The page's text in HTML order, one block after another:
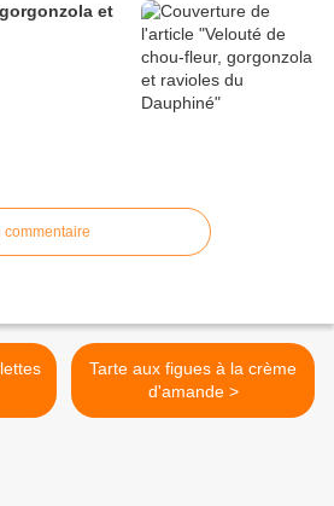
et
commentaire
Tarte aux figues à la crème
d'amande >